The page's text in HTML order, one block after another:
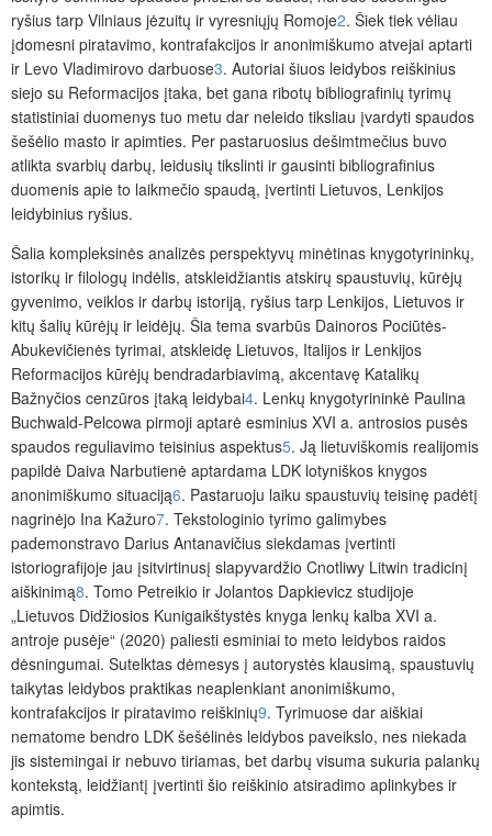
ryšius tarp Vilniaus jėzuitų ir vyresniųjų Romoje2. Šiek tiek vėliau
įdomesni piratavimo, kontrafakcijos ir anonimiškumo atvejai aptarti
ir Levo Vladimirovo darbuose3. Autoriai šiuos leidybos reiškinius
siejo su Reformacijos įtaka, bet gana ribotų bibliografinių tyrimų
statistiniai duomenys tuo metu dar neleido tiksliau įvardyti spaudos
šešėlio masto ir apimties. Per pastaruosius dešimtmečius buvo
atlikta svarbių darbų, leidusių tikslinti ir gausinti bibliografinius
duomenis apie to laikmečio spaudą, įvertinti Lietuvos, Lenkijos
leidybinius ryšius.
Šalia kompleksinės analizės perspektyvų minėtinas knygotyrininkų,
istorikų ir filologų indėlis, atskleidžiantis atskirų spaustuvių, kūrėjų
gyvenimo, veiklos ir darbų istoriją, ryšius tarp Lenkijos, Lietuvos ir
kitų šalių kūrėjų ir leidėjų. Šia tema svarbūs Dainoros Pociūtės-
Abukevičienės tyrimai, atskleidę Lietuvos, Italijos ir Lenkijos
Reformacijos kūrėjų bendradarbiavimą, akcentavę Katalikų
Bažnyčios cenzūros įtaką leidybai4. Lenkų knygotyrininkė Paulina
Buchwald-Pelcowa pirmoji aptarė esminius XVI a. antrosios pusės
spaudos reguliavimo teisinius aspektus5. Ją lietuviškomis realijomis
papildė Daiva Narbutienė aptardama LDK lotyniškos knygos
anonimiškumo situaciją6. Pastaruoju laiku spaustuvių teisinę padėtį
nagrinėjo Ina Kažuro7. Tekstologinio tyrimo galimybes
pademonstravo Darius Antanavičius siekdamas įvertinti
istoriografijoje jau įsitvirtinusį slapyvardžio Cnotliwy Litwin tradicinį
aiškinimą8. Tomo Petreikio ir Jolantos Dapkievicz studijoje
„Lietuvos Didžiosios Kunigaikštystės knyga lenkų kalba XVI a.
antroje pusėje“ (2020) paliesti esminiai to meto leidybos raidos
dėsningumai. Sutelktas dėmesys į autorystės klausimą, spaustuvių
taikytas leidybos praktikas neaplenkiant anonimiškumo,
kontrafakcijos ir piratavimo reiškinių9. Tyrimuose dar aiškiai
nematome bendro LDK šešėlinės leidybos paveikslo, nes niekada
jis sistemingai ir nebuvo tiriamas, bet darbų visuma sukuria palankų
kontekstą, leidžiantį įvertinti šio reiškinio atsiradimo aplinkybes ir
apimtis.